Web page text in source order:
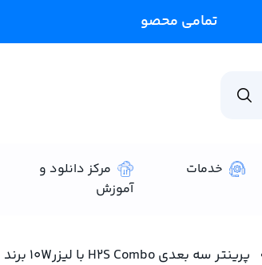
تمامی محصولات سایت به روز م
خدمات
مرکز دانلود و
آموزش